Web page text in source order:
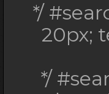
*/
20px;
*/